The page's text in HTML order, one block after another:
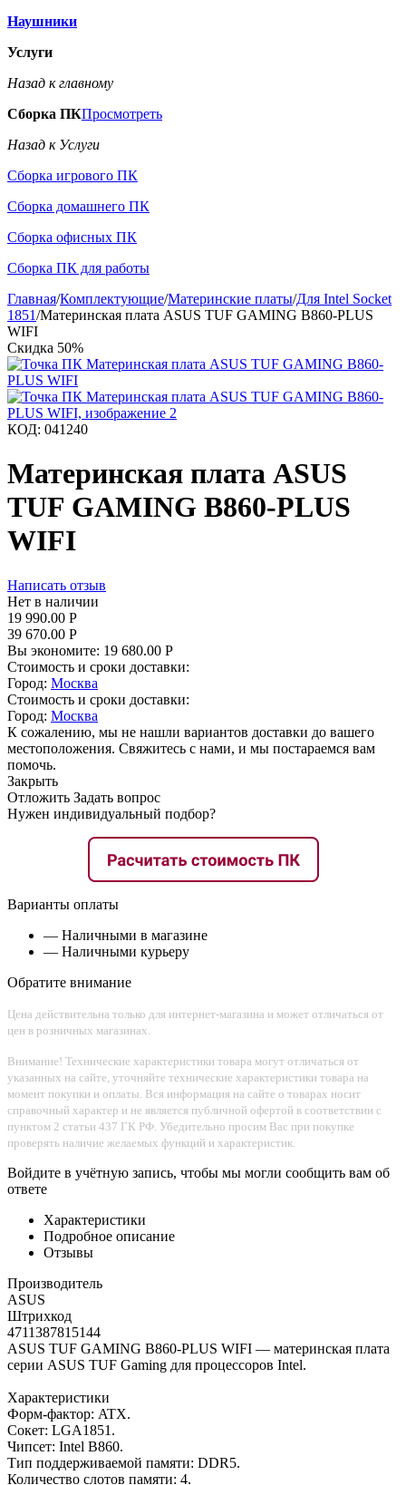
Наушники
Услуги
Назад к главному
Сборка ПКПросмотреть
Назад к Услуги
Сборка игрового ПК
Сборка домашнего ПК
Сборка офисных ПК
Сборка ПК для работы
Главная/Комплектующие/Материнские платы/Для Intel Socket
1851/Материнская плата ASUS TUF GAMING B860-PLUS
WIFI
Скидка 50%
КОД: 041240
Материнская плата ASUS
TUF GAMING B860-PLUS
WIFI
Написать отзыв
Нет в наличии
19 990.00 Р
39 670.00 Р
Вы экономите: 19 680.00 Р
Стоимость и сроки доставки:
Город: Москва
Стоимость и сроки доставки:
Город: Москва
К сожалению, мы не нашли вариантов доставки до вашего
местоположения. Свяжитесь с нами, и мы постараемся вам
помочь.
Закрыть
Отложить Задать вопрос
Нужен индивидуальный подбор?
Варианты оплаты
— Наличными в магазине
— Наличными курьеру
Обратите внимание
Цена действительна только для интернет-магазина и может отличаться от
цен в розничных магазинах.
Внимание! Технические характеристики товара могут отличаться от
указанных на сайте, уточняйте технические характеристики товара на
момент покупки и оплаты. Вся информация на сайте о товарах носит
справочный характер и не является публичной офертой в соответствии с
пунктом 2 статьи 437 ГК РФ. Убедительно просим Вас при покупке
проверять наличие желаемых функций и характеристик.
Войдите в учётную запись, чтобы мы могли сообщить вам об
ответе
Характеристики
Подробное описание
Отзывы
Производитель
ASUS
Штрихкод
4711387815144
ASUS TUF GAMING B860-PLUS WIFI — материнская плата
серии ASUS TUF Gaming для процессоров Intel.
Характеристики
Форм-фактор: ATX.
Сокет: LGA1851.
Чипсет: Intel B860.
Тип поддерживаемой памяти: DDR5.
Количество слотов памяти: 4.